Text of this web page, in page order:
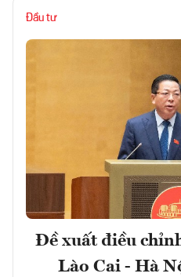
Đầu tư
Đề xuất điều
Lào Cai - Hà